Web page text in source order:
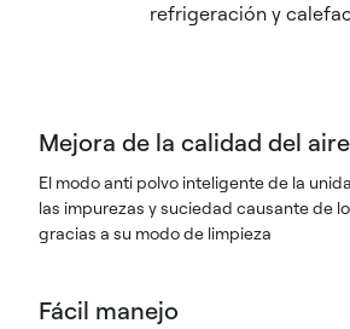
refrigeración y
Mejora de la calidad del
El modo anti polvo inteligente de la
las impurezas y suciedad causante de
gracias a su modo de limpieza
Fácil manejo